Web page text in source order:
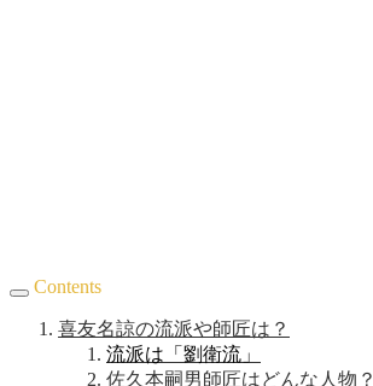
Contents
喜友名諒の流派や師匠は？
流派は「劉衛流」
佐久本嗣男師匠はどんな人物？